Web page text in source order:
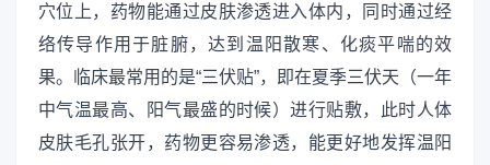
穴位上，药物能通过皮肤渗透进入体内，同时通过经
络传导作用于脏腑，达到温阳散寒、化痰平喘的效
果。临床最常用的是“三伏贴”，即在夏季三伏天（一年
中气温最高、阳气最盛的时候）进行贴敷，此时人体
皮肤毛孔张开，药物更容易渗透，能更好地发挥温阳